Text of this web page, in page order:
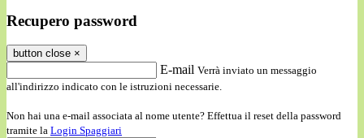
Recupero password
button close ×
E-mail Verrà inviato un messaggio
all'indirizzo indicato con le istruzioni necessarie.
Non hai una e-mail associata al nome utente? Effettua il reset della password
tramite la Login Spaggiari